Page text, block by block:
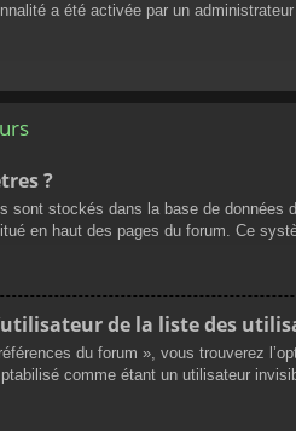
a été activée par un
?
stockés dans la base de données
en haut des pages du forum. Ce
de la liste des
du forum », vous trouverez
comme étant un utilisateur